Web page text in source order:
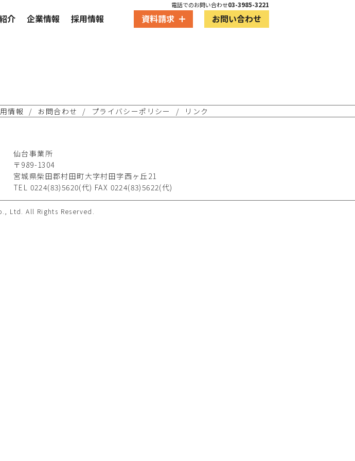
介 企業情報 採用情報 資料請求 お問い合わせ
電話でのお問い合わせ03-3985-3221
情報 お問合わせ プライバシーポリシー リンク
仙台事業所
〒989-1304
宮城県柴田郡村田町大字村田字西ヶ丘21
TEL 0224(83)5620(代) FAX 0224(83)5622(代)
Ltd. All Rights Reserved.